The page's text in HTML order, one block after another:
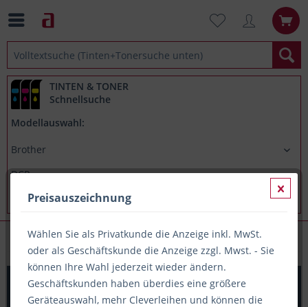
TINTEN & TONER
Schnellsuche
Modellauswahl:
Brother DCP 9017CDW
Original Resttonerbehälter Brother WT-220CL, ca. 50.000
Preisauszeichnung
Wählen Sie als Privatkunde die Anzeige inkl. MwSt.
oder als Geschäftskunde die Anzeige zzgl. Mwst. - Sie
können Ihre Wahl jederzeit wieder ändern.
Geschäftskunden haben überdies eine größere
Geräteauswahl, mehr Cleverleihen und können die